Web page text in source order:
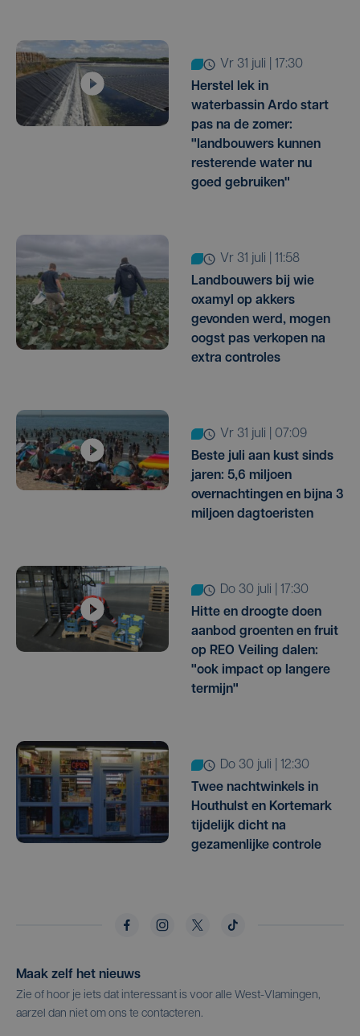
vr 31 juli | 17:30
Herstel lek in
waterbassin Ardo start
pas na de zomer:
"landbouwers kunnen
resterende water nu
goed gebruiken"
vr 31 juli | 11:58
Landbouwers bij wie
oxamyl op akkers
gevonden werd, mogen
oogst pas verkopen na
extra controles
vr 31 juli | 07:09
Beste juli aan kust sinds
jaren: 5,6 miljoen
overnachtingen en bijna 3
miljoen dagtoeristen
do 30 juli | 17:30
Hitte en droogte doen
aanbod groenten en fruit
op REO Veiling dalen:
"ook impact op langere
termijn"
do 30 juli | 12:30
Twee nachtwinkels in
Houthulst en Kortemark
tijdelijk dicht na
gezamenlijke controle
Maak zelf het nieuws
Zie of hoor je iets dat interessant is voor alle West-Vlamingen,
aarzel dan niet om ons te contacteren.